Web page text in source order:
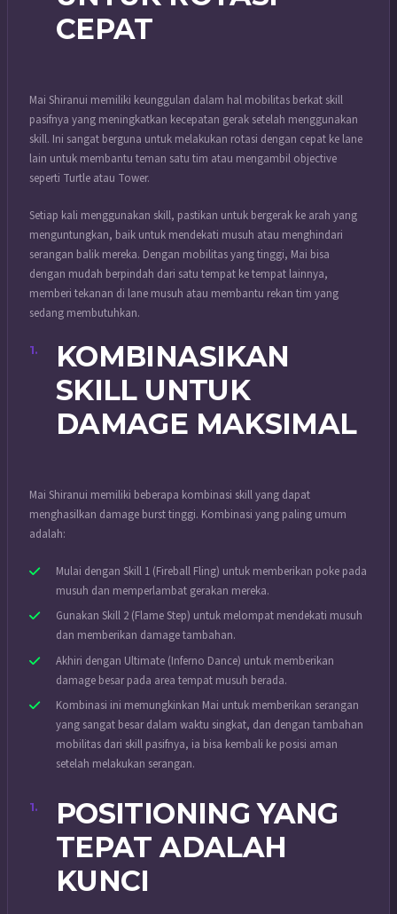
CEPAT
Mai Shiranui memiliki keunggulan dalam hal mobilitas berkat skill
pasifnya yang meningkatkan kecepatan gerak setelah menggunakan
skill. Ini sangat berguna untuk melakukan rotasi dengan cepat ke lane
lain untuk membantu teman satu tim atau mengambil objective
seperti Turtle atau Tower.
Setiap kali menggunakan skill, pastikan untuk bergerak ke arah yang
menguntungkan, baik untuk mendekati musuh atau menghindari
serangan balik mereka. Dengan mobilitas yang tinggi, Mai bisa
dengan mudah berpindah dari satu tempat ke tempat lainnya,
memberi tekanan di lane musuh atau membantu rekan tim yang
sedang membutuhkan.
KOMBINASIKAN
SKILL UNTUK
DAMAGE MAKSIMAL
Mai Shiranui memiliki beberapa kombinasi skill yang dapat
menghasilkan damage burst tinggi. Kombinasi yang paling umum
adalah:
Mulai dengan Skill 1 (Fireball Fling) untuk memberikan poke pada
musuh dan memperlambat gerakan mereka.
Gunakan Skill 2 (Flame Step) untuk melompat mendekati musuh
dan memberikan damage tambahan.
Akhiri dengan Ultimate (Inferno Dance) untuk memberikan
damage besar pada area tempat musuh berada.
Kombinasi ini memungkinkan Mai untuk memberikan serangan
yang sangat besar dalam waktu singkat, dan dengan tambahan
mobilitas dari skill pasifnya, ia bisa kembali ke posisi aman
setelah melakukan serangan.
POSITIONING YANG
TEPAT ADALAH
KUNCI